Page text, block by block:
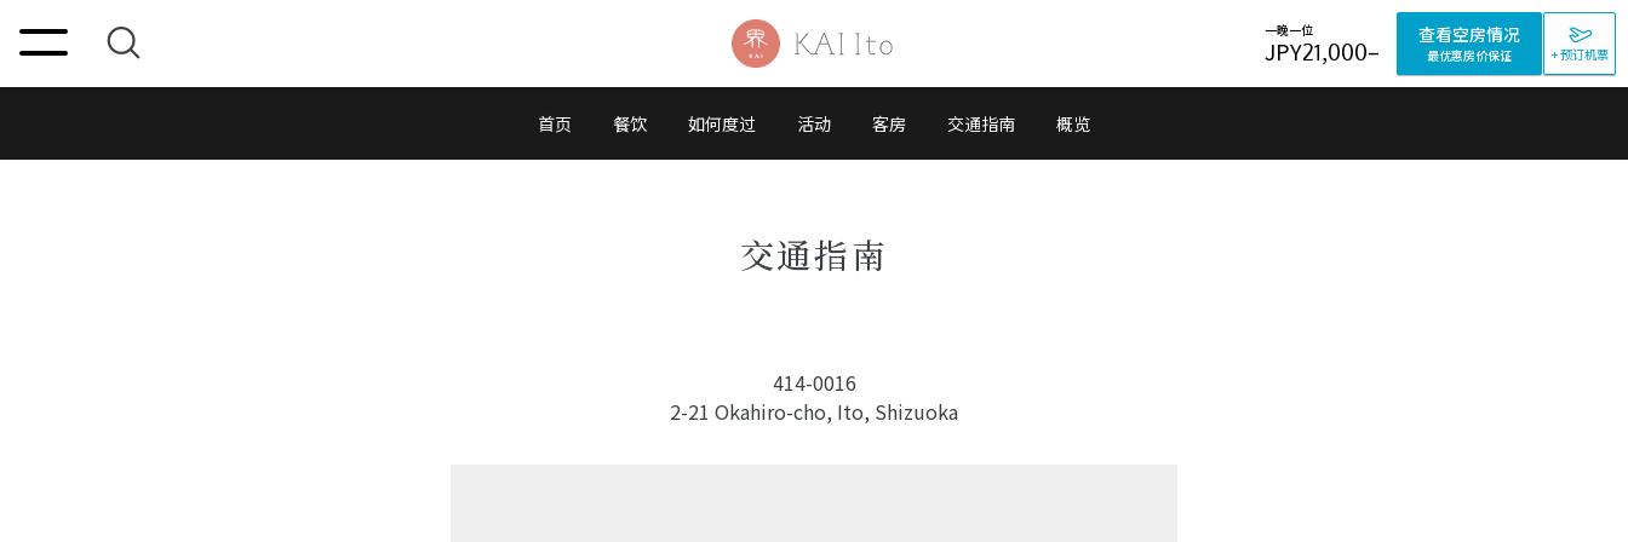
一晚一位
JPY21,000–
查看空房情况
最优惠房价保证 + 预订机票
首页 餐饮 如何度过 活动 客房 交通指南 概览
交通指南
414-0016
2-21 Okahiro-cho, Ito, Shizuoka